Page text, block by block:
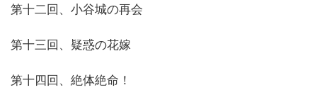
第十二回、小谷城の再会
第十三回、疑惑の花嫁
第十四回、絶体絶命！